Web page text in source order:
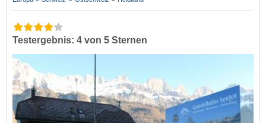
Testergebnis: 4 von 5 Sternen